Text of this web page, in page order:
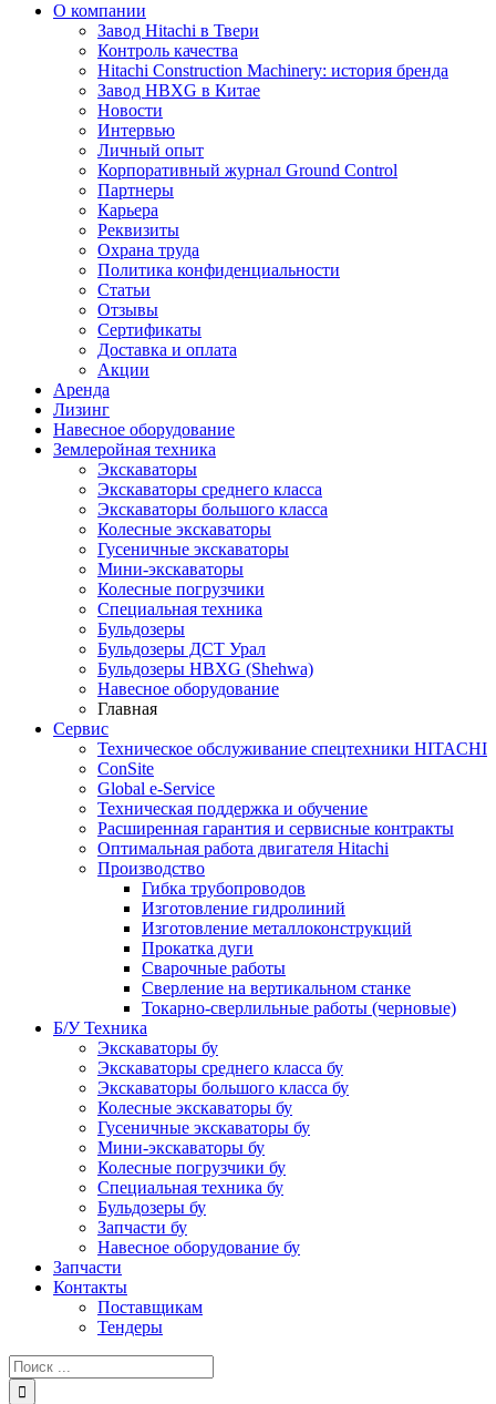
О компании
Завод Hitachi в Твери
Контроль качества
Hitachi Construction Machinery: история бренда
Завод HBXG в Китае
Новости
Интервью
Личный опыт
Корпоративный журнал Ground Control
Партнеры
Карьера
Реквизиты
Охрана труда
Политика конфиденциальности
Статьи
Отзывы
Сертификаты
Доставка и оплата
Акции
Аренда
Лизинг
Навесное оборудование
Землеройная техника
Экскаваторы
Экскаваторы среднего класса
Экскаваторы большого класса
Колесные экскаваторы
Гусеничные экскаваторы
Мини-экскаваторы
Колесные погрузчики
Специальная техника
Бульдозеры
Бульдозеры ДСТ Урал
Бульдозеры HBXG (Shehwa)
Навесное оборудование
Главная
Сервис
Техническое обслуживание спецтехники HITACHI
ConSite
Global e-Service
Техническая поддержка и обучение
Расширенная гарантия и сервисные контракты
Оптимальная работа двигателя Hitachi
Производство
Гибка трубопроводов
Изготовление гидролиний
Изготовление металлоконструкций
Прокатка дуги
Сварочные работы
Сверление на вертикальном станке
Токарно-сверлильные работы (черновые)
Б/У Техника
Экскаваторы бу
Экскаваторы среднего класса бу
Экскаваторы большого класса бу
Колесные экскаваторы бу
Гусеничные экскаваторы бу
Мини-экскаваторы бу
Колесные погрузчики бу
Специальная техника бу
Бульдозеры бу
Запчасти бу
Навесное оборудование бу
Запчасти
Контакты
Поставщикам
Тендеры
Результат
поиска: